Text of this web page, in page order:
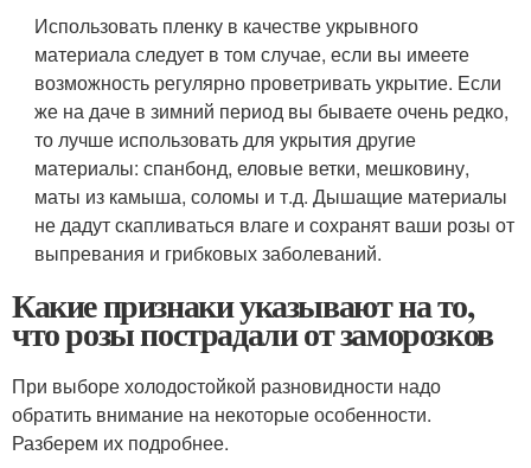
Использовать пленку в качестве укрывного
материала следует в том случае, если вы имеете
возможность регулярно проветривать укрытие. Если
же на даче в зимний период вы бываете очень редко,
то лучше использовать для укрытия другие
материалы: спанбонд, еловые ветки, мешковину,
маты из камыша, соломы и т.д. Дышащие материалы
не дадут скапливаться влаге и сохранят ваши розы от
выпревания и грибковых заболеваний.
Какие признаки указывают на то,
что розы пострадали от заморозков
При выборе холодостойкой разновидности надо
обратить внимание на некоторые особенности.
Разберем их подробнее.